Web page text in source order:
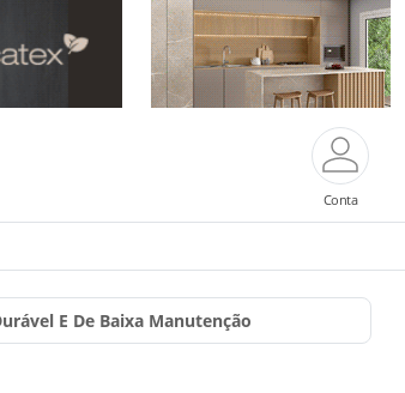
Conta
E De Baixa Manutenção